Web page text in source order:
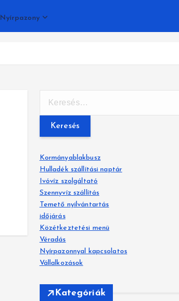
Nyírpazony
é
s
:
Kormányablakbusz
Hulladék szállítási naptár
Ivóvíz szolgáltató
Szennyvíz szállítás
Temető nyilvántartás
időjárás
Közétkeztetési menü
Véradás
Nyírpazonnyal kapcsolatos
Vállalkozások
Kategóriák